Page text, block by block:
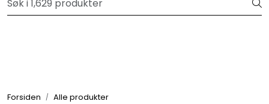
Skip to main contentVelkommen til vår forhandlerportal
Forsiden
Alle produkter